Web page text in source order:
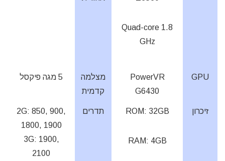
Quad-core 1.8
GHz
GPU
PowerVR
G6430
מצלמה
קדמית
5 מגה פיקסל
זיכרון ROM: 32GB
RAM: 4GB
תדרים
2G: 850, 900,
1800, 1900
3G: 1900,
2100